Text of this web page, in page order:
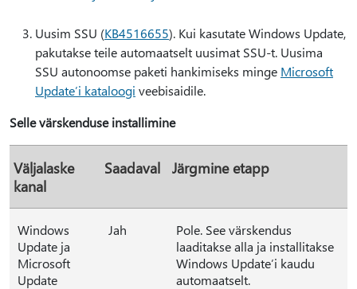
Uusim SSU (KB4516655). Kui kasutate Windows Update,
pakutakse teile automaatselt uusimat SSU-t. Uusima
SSU autonoomse paketi hankimiseks minge Microsoft
Update’i kataloogi veebisaidile.
Selle värskenduse installimine
Väljalaske
kanal
Saadaval Järgmine etapp
Windows
Update ja
Microsoft
Update
Jah
Pole. See värskendus
laaditakse alla ja installitakse
Windows Update’i kaudu
automaatselt.